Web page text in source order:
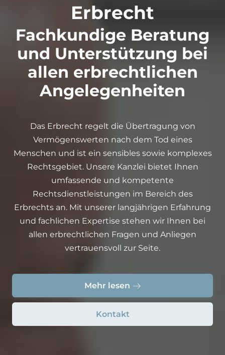
Erbrecht
Fachkundige Beratung
und Unterstützung bei
allen erbrechtlichen
Angelegenheiten
Das Erbrecht regelt die Übertragung von
Vermögenswerten nach dem Tod eines
Menschen und ist ein sensibles sowie komplexes
Rechtsgebiet. Unsere Kanzlei bietet Ihnen
umfassende und kompetente
Rechtsdienstleistungen im Bereich des
Erbrechts an. Mit unserer langjährigen Erfahrung
und fachlichen Expertise stehen wir Ihnen bei
allen erbrechtlichen Fragen und Anliegen
vertrauensvoll zur Seite.
Mehr lesen
Kontakt